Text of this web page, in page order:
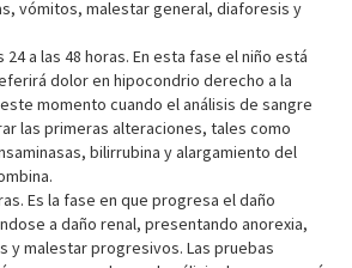
vómitos, malestar general, diaforesis y
24 a las 48 horas. En esta fase el niño está
dolor en hipocondrio derecho a la
momento cuando el análisis de sangre
las primeras alteraciones, tales como
bilirrubina y alargamiento del
Es la fase en que progresa el daño
a daño renal, presentando anorexia,
y malestar progresivos. Las pruebas